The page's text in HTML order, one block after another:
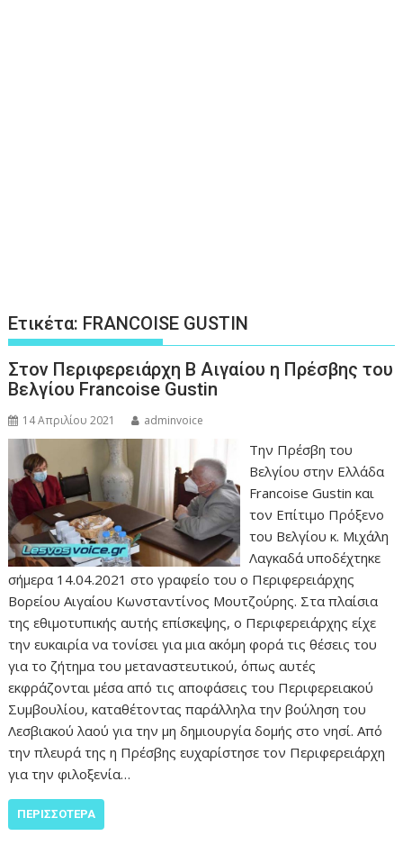
Ετικέτα: FRANCOISE GUSTIN
Στον Περιφερειάρχη Β Αιγαίου η Πρέσβης του
Βελγίου Francoise Gustin
14 Απριλίου 2021 adminvoice
Την Πρέσβη του
Βελγίου στην Ελλάδα
Francoise Gustin και
τον Επίτιμο Πρόξενο
του Βελγίου κ. Μιχάλη
Λαγκαδά υποδέχτηκε
σήμερα 14.04.2021 στο γραφείο του ο Περιφερειάρχης
Βορείου Αιγαίου Κωνσταντίνος Μουτζούρης. Στα πλαίσια
της εθιμοτυπικής αυτής επίσκεψης, ο Περιφερειάρχης είχε
την ευκαιρία να τονίσει για μια ακόμη φορά τις θέσεις του
για το ζήτημα του μεταναστευτικού, όπως αυτές
εκφράζονται μέσα από τις αποφάσεις του Περιφερειακού
Συμβουλίου, καταθέτοντας παράλληλα την βούληση του
Λεσβιακού λαού για την μη δημιουργία δομής στο νησί. Από
την πλευρά της η Πρέσβης ευχαρίστησε τον Περιφερειάρχη
για την φιλοξενία…
ΠΕΡΙΣΣΌΤΕΡΑ